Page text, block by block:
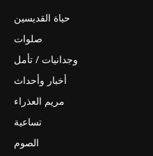
حياة القديسين
صلوات
وجدانيات / تأمل
أخبار وأحداث
مريم العذراء
تساعية
الصوم